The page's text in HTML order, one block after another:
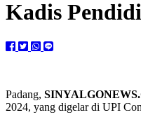
Kadis
Padang,
2024, yang digelar di UPI